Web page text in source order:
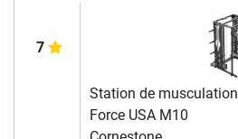
7
Station de musculation
Force USA M10